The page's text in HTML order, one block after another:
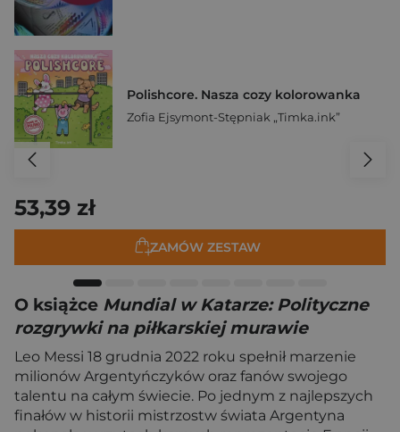
Polishcore. Nasza cozy kolorowanka
Zofia Ejsymont-Stępniak „Timka.ink”
53,39 zł
ZAMÓW ZESTAW
O książce Mundial w Katarze: Polityczne
rozgrywki na piłkarskiej murawie
Leo Messi 18 grudnia 2022 roku spełnił marzenie
milionów Argentyńczyków oraz fanów swojego
talentu na całym świecie. Po jednym z najlepszych
finałów w historii mistrzostw świata Argentyna